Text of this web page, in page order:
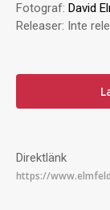
Fotograf: David
Releaser: Inte
Direktlänk